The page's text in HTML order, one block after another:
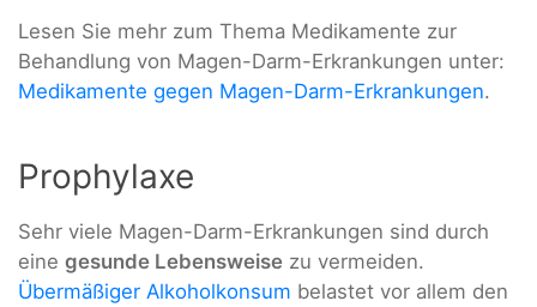
Lesen Sie mehr zum Thema Medikamente zur
Behandlung von Magen-Darm-Erkrankungen unter:
Medikamente gegen Magen-Darm-Erkrankungen.
Prophylaxe
Sehr viele Magen-Darm-Erkrankungen sind durch
eine gesunde Lebensweise zu vermeiden.
Übermäßiger Alkoholkonsum belastet vor allem den